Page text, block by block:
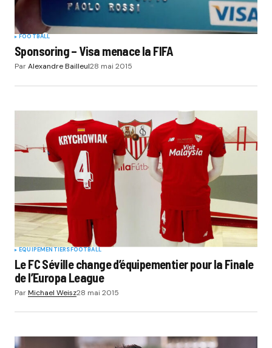
FOOTBALL
Sponsoring – Visa menace la FIFA
ParAlexandre Bailleul28 mai 2015
EQUIPEMENTIERSFOOTBALL
Le FC Séville change d’équipementier pour la Finale
de l’Europa League
ParMichael Weisz28 mai 2015